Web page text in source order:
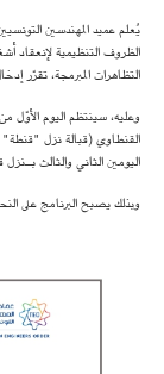
يُعلم عميد المهندسين
الظروف التنظيمية لإنعقاد
التظاهرات المبرمجة، تقرّر
وعليه، سينتظم اليوم
اليومين الثاني والثالث
وبذلك يصبح البرنامج على